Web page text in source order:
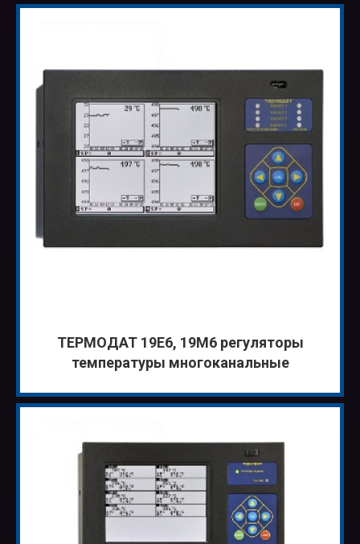
ТЕРМОДАТ 19Е6, 19M6 регуляторы
температуры многоканальные